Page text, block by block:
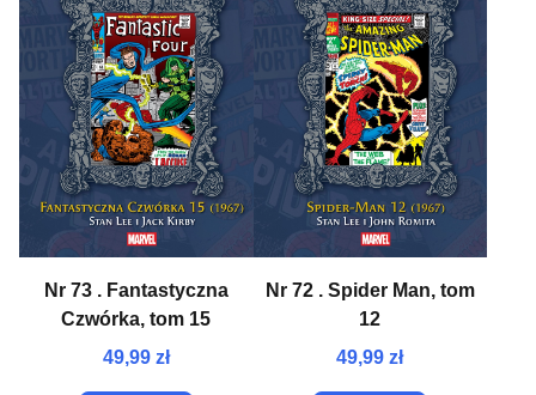
Nr 73 . Fantastyczna
Czwórka, tom 15
49,99 zł
Nr 72 . Spider Man, tom
12
49,99 zł